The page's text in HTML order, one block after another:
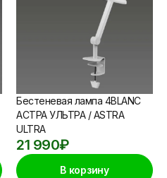
Бестеневая лампа 4BLANC
АСТРА УЛЬТРА / ASTRA
ULTRA
21 990₽
В корзину